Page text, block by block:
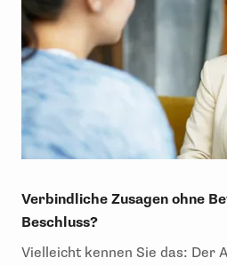
Verbindliche Zusagen ohne
Beschluss?
Vielleicht kennen Sie das: Der